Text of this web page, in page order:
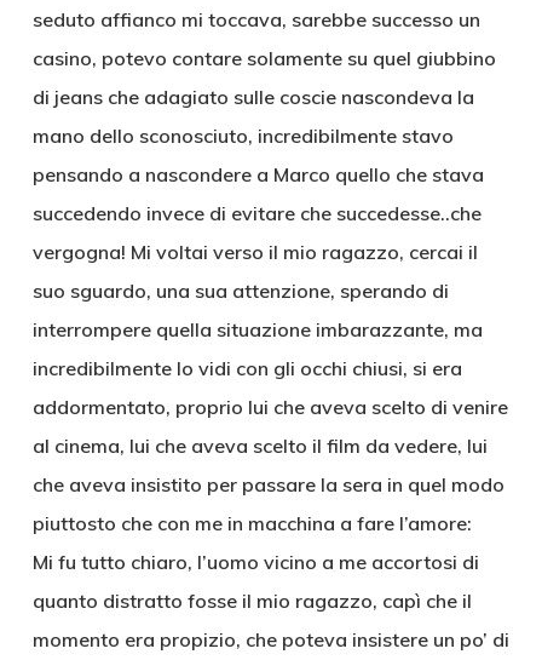
seduto affianco mi toccava, sarebbe successo un
casino, potevo contare solamente su quel giubbino
di jeans che adagiato sulle coscie nascondeva la
mano dello sconosciuto, incredibilmente stavo
pensando a nascondere a Marco quello che stava
succedendo invece di evitare che succedesse..che
vergogna! Mi voltai verso il mio ragazzo, cercai il
suo sguardo, una sua attenzione, sperando di
interrompere quella situazione imbarazzante, ma
incredibilmente lo vidi con gli occhi chiusi, si era
addormentato, proprio lui che aveva scelto di venire
al cinema, lui che aveva scelto il film da vedere, lui
che aveva insistito per passare la sera in quel modo
piuttosto che con me in macchina a fare l’amore:
Mi fu tutto chiaro, l’uomo vicino a me accortosi di
quanto distratto fosse il mio ragazzo, capì che il
momento era propizio, che poteva insistere un po’ di